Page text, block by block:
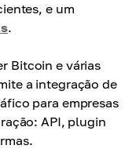
e um
.
Bitcoin e várias
a integração de
para empresas
API, plugin